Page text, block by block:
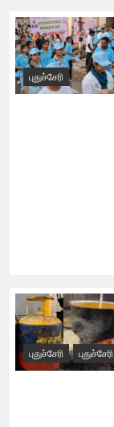
புதுச்சேரி
புதுச்சேரி புதுச்சேரி